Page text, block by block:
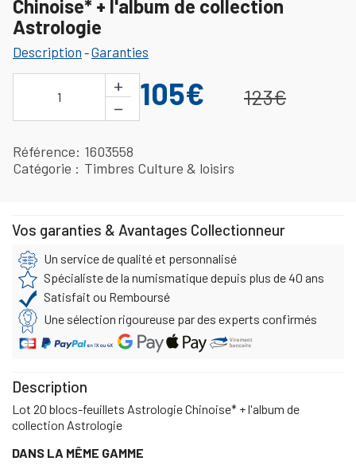
Chinoise* + l'album de collection
Astrologie
Description -Garanties
1
+
−
105€ 123€
Référence 1603558
Catégorie
Timbres Culture & loisirs
Vos garanties & Avantages Collectionneur
Un service de qualité et personnalisé
Spécialiste de la numismatique depuis plus de 40 ans
Satisfait ou Remboursé
Une sélection rigoureuse par des experts confirmés
Description
Lot 20 blocs-feuillets Astrologie Chinoise* + l'album de
collection Astrologie
DANS LA MÊME GAMME